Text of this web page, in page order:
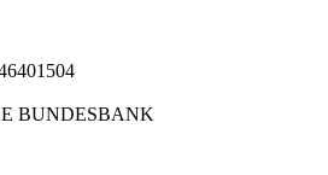
BUNDESBANK